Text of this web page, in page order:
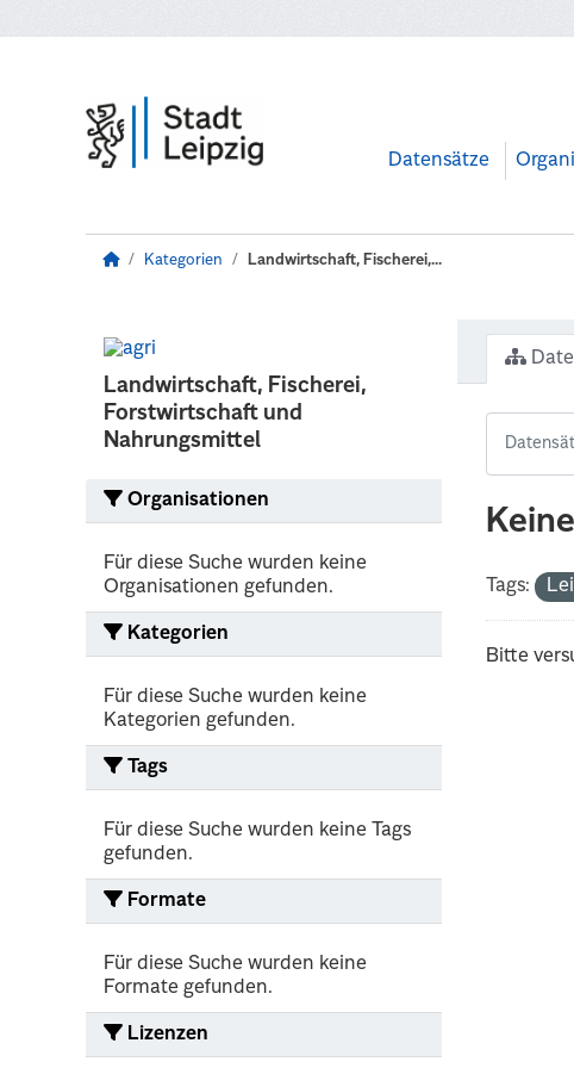
Datensätze
Kategorien Landwirtschaft, Fischerei,...
Landwirtschaft, Fischerei,
Forstwirtschaft und
Nahrungsmittel
Organisationen
Für diese Suche wurden keine
Organisationen gefunden.
Kategorien
Für diese Suche wurden keine
Kategorien gefunden.
Tags
Für diese Suche wurden keine Tags
gefunden.
Formate
Für diese Suche wurden keine
Formate gefunden.
Lizenzen
Tags:
Bitte